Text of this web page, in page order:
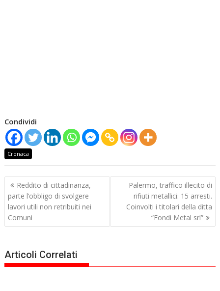
Condividi
Cronaca
Navigazione
articoli
Reddito di cittadinanza,
parte l’obbligo di svolgere
lavori utili non retribuiti nei
Comuni
Palermo, traffico illecito di
rifiuti metallici: 15 arresti.
Coinvolti i titolari della ditta
“Fondi Metal srl”
Articoli Correlati